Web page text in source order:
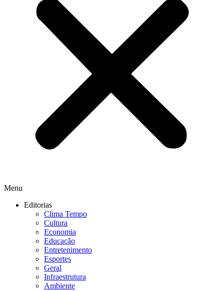
Menu
Editorias
Clima Tempo
Cultura
Economia
Educação
Entretenimento
Esportes
Geral
Infraestrutura
Ambiente